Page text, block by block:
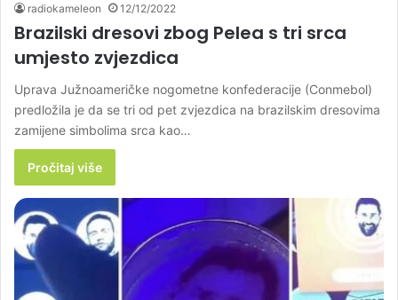
radiokameleon 12/12/2022
Brazilski dresovi zbog Pelea s tri srca
umjesto zvjezdica
Uprava Južnoameričke nogometne konfederacije (Conmebol)
predložila je da se tri od pet zvjezdica na brazilskim dresovima
zamijene simbolima srca kao…
Pročitaj više